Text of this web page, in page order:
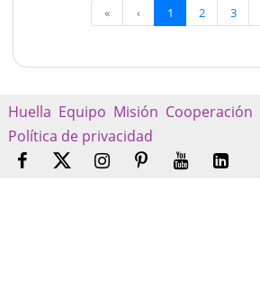
« ‹ 1 2 3
Huella Equipo Misión Cooperación
Política de privacidad